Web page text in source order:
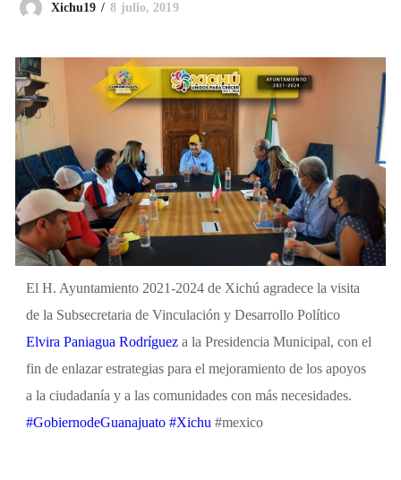
Xichu19 8 julio, 2019
El H. Ayuntamiento 2021-2024 de Xichú agradece la visita
de la Subsecretaria de Vinculación y Desarrollo Político
Elvira Paniagua Rodríguez a la Presidencia Municipal, con el
fin de enlazar estrategias para el mejoramiento de los apoyos
a la ciudadanía y a las comunidades con más necesidades.
#GobiernodeGuanajuato #Xichu #mexico